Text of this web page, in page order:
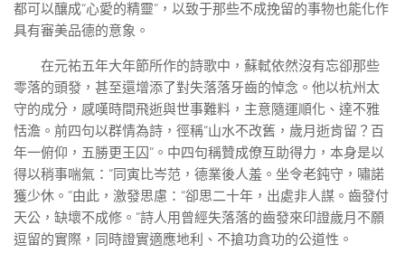
都可以釀成“心愛的精靈”，以致于那些不成挽留的事物也能化作
具有審美品德的意象。
在元祐五年大年節所作的詩歌中，蘇軾依然沒有忘卻那些
零落的頭發，甚至還增添了對失落落牙齒的悼念。他以杭州太
守的成分，感嘆時間飛逝與世事難料，主意隨運順化、達不雅
恬澹。前四句以群情為詩，徑稱“山水不改舊，歲月逝肯留？百
年一俯仰，五勝更王囚”。中四句稱贊成僚互助得力，本身是以
得以稍事喘氣：“同寅比岑范，德業後人羞。坐令老鈍守，嘯諾
獲少休。”由此，激發思慮：“卻思二十年，出處非人謀。齒發付
天公，缺壞不成修。”詩人用曾經失落落的齒發來印證歲月不願
逗留的實際，同時證實適應地利、不搶功貪功的公道性。